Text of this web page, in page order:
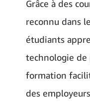
Grâce à des
reconnu dans
étudiants
technologie de
formation
des